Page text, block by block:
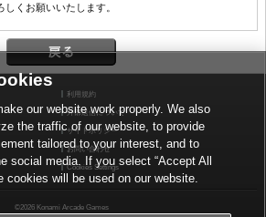
くお願いいたします。
利用規約
外部送信について
サイトポリシー
お問い合わせ
Cookies Settings
©2026 Konami Arcade Games
our website work properly. We also
the traffic of our website, to provide
tailored to your interest, and to
social media. If you select “Accept All
cookies will be used on our website.